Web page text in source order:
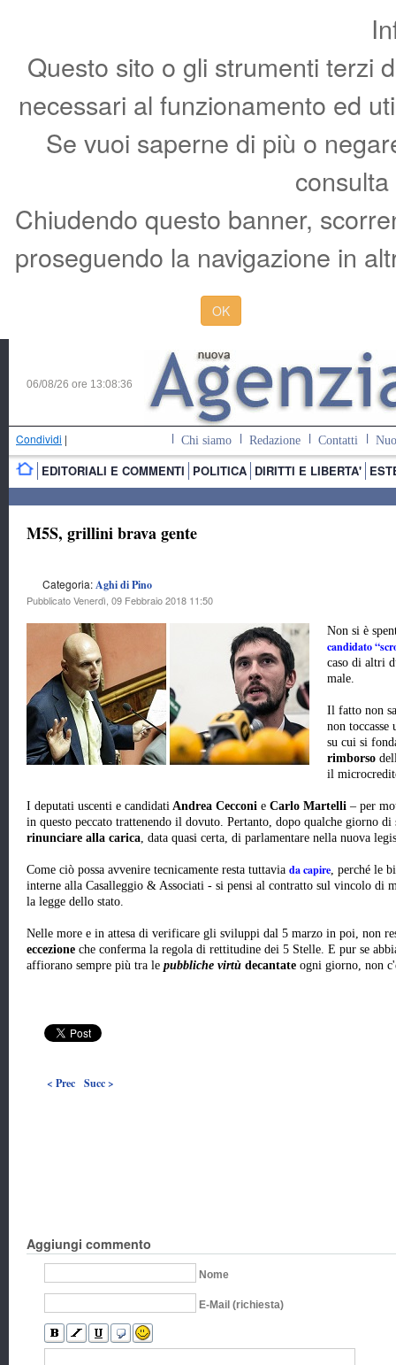
Questo sito o gli strumenti terzi
necessari al funzionamento ed
Se vuoi saperne di più o
Chiudendo questo banner,
proseguendo la navigazione in
OK
06/08/26 ore 13:08:37
Condividi | Chi siamo Redazione Contatti
EDITORIALI E COMMENTI POLITICA DIRITTI E LIBERTA'
M5S, grillini brava gente
Categoria:Aghi di Pino
Pubblicato Venerdì, 09 Febbraio 2018 11:50
Non si è
candidato
caso di altri
male.
Il fatto non
non toccasse
su cui si
rimborso
il
I deputati uscenti e candidati Andrea Cecconi e Carlo Martelli – per
in questo peccato trattenendo il dovuto. Pertanto, dopo qualche giorno
rinunciare alla carica, data quasi certa, di parlamentare nella nuova
Come ciò possa avvenire tecnicamente resta tuttavia da capire, perché le
interne alla Casalleggio & Associati - si pensi al contratto sul vincolo di
la legge dello stato.
Nelle more e in attesa di verificare gli sviluppi dal 5 marzo in poi, non
eccezione che conferma la regola di rettitudine dei 5 Stelle. E pur se
affiorano sempre più tra le pubbliche virtù decantate ogni giorno, non
< Prec Succ >
Aggiungi commento
Nome
E-Mail (richiesta)